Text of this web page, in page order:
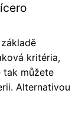
kritéria,
tak můžete
Alternativou